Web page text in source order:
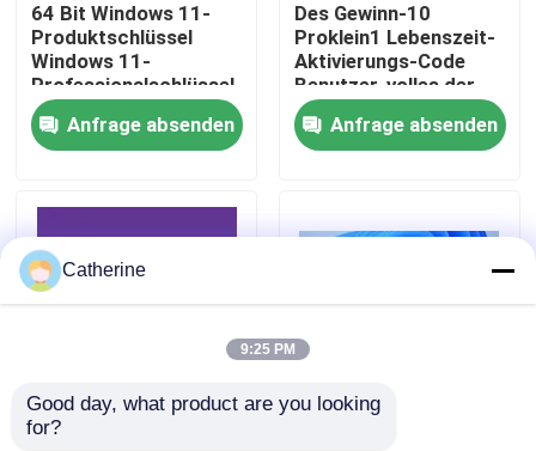
Qualitätskontrolle
Kontakt mit uns
Neuigkeiten
Bitte um ein Angebot
Office 2024 Schlüssel kaufen
Berufsplus des Büros 2021
64 Bit Windows 11-
Produktschlüssel
Windows 11-
Professionalschlüssel
Sichere Aktivierung
für Unternehmen und
Unternehmen
Anfrage absenden
Des Gewinn-10
Proklein1 Lebenszeit-
Aktivierungs-Code
Benutzer-volles der
Versions-32/64
gebissener
Anfrage absenden
Win 10/11 Pro For
Catherine
9:25 PM
Good day, what product are you looking
for?